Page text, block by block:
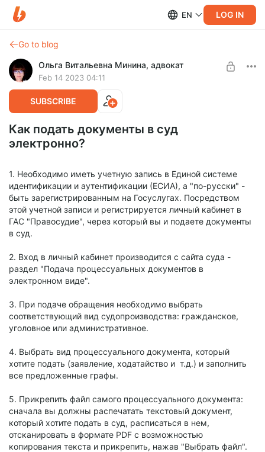
EN LOG IN
Go to blog
Ольга Витальевна Минина, адвокат
Feb 14 2023 04:11
SUBSCRIBE
Как подать документы в суд
электронно?
1. Необходимо иметь учетную запись в Единой системе
идентификации и аутентификации (ЕСИА), а "по-русски" -
быть зарегистрированным на Госуслугах. Посредством
этой учетной записи и регистрируется личный кабинет в
ГАС "Правосудие", через который вы и подаете документы
в суд.
2. Вход в личный кабинет производится с сайта суда -
раздел "Подача процессуальных документов в
электронном виде".
3. При подаче обращения необходимо выбрать
соответствующий вид судопроизводства: гражданское,
уголовное или административное.
4. Выбрать вид процессуального документа, который
хотите подать (заявление, ходатайство и т.д.) и заполнить
все предложенные графы.
5. Прикрепить файл самого процессуального документа:
сначала вы должны распечатать текстовый документ,
который хотите подать в суд, расписаться в нем,
отсканировать в формате PDF c возможностью
копирования текста и прикрепить, нажав "Выбрать файл".